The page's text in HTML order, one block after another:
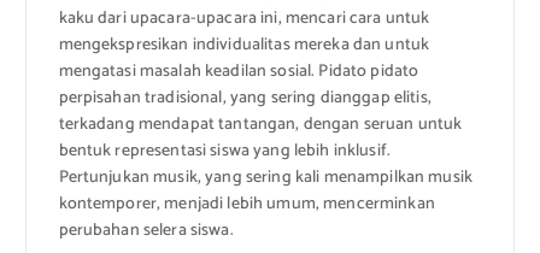
kaku dari upacara-upacara ini, mencari cara untuk
mengekspresikan individualitas mereka dan untuk
mengatasi masalah keadilan sosial. Pidato pidato
perpisahan tradisional, yang sering dianggap elitis,
terkadang mendapat tantangan, dengan seruan untuk
bentuk representasi siswa yang lebih inklusif.
Pertunjukan musik, yang sering kali menampilkan musik
kontemporer, menjadi lebih umum, mencerminkan
perubahan selera siswa.